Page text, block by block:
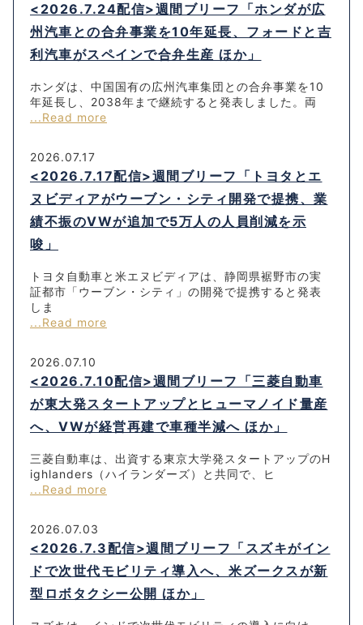
<2026.7.24配信>週間ブリーフ「ホンダが広
州汽車との合弁事業を10年延長、フォードと吉
利汽車がスペインで合弁生産 ほか」
ホンダは、中国国有の広州汽車集団との合弁事業を10
年延長し、2038年まで継続すると発表しました。両
...Read more
2026.07.17
<2026.7.17配信>週間ブリーフ「トヨタとエ
ヌビディアがウーブン・シティ開発で提携、業
績不振のVWが追加で5万人の人員削減を示
唆」
トヨタ自動車と米エヌビディアは、静岡県裾野市の実
証都市「ウーブン・シティ」の開発で提携すると発表
しま
...Read more
2026.07.10
<2026.7.10配信>週間ブリーフ「三菱自動車
が東大発スタートアップとヒューマノイド量産
へ、VWが経営再建で車種半減へ ほか」
三菱自動車は、出資する東京大学発スタートアップのH
ighlanders（ハイランダーズ）と共同で、ヒ
...Read more
2026.07.03
<2026.7.3配信>週間ブリーフ「スズキがイン
ドで次世代モビリティ導入へ、米ズークスが新
型ロボタクシー公開 ほか」